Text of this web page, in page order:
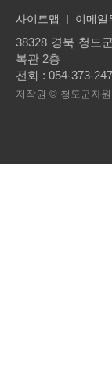
사이트맵 이메일
38328 경북 청도
복관 2층
전화 : 054-373-
저작권 © 청도군자